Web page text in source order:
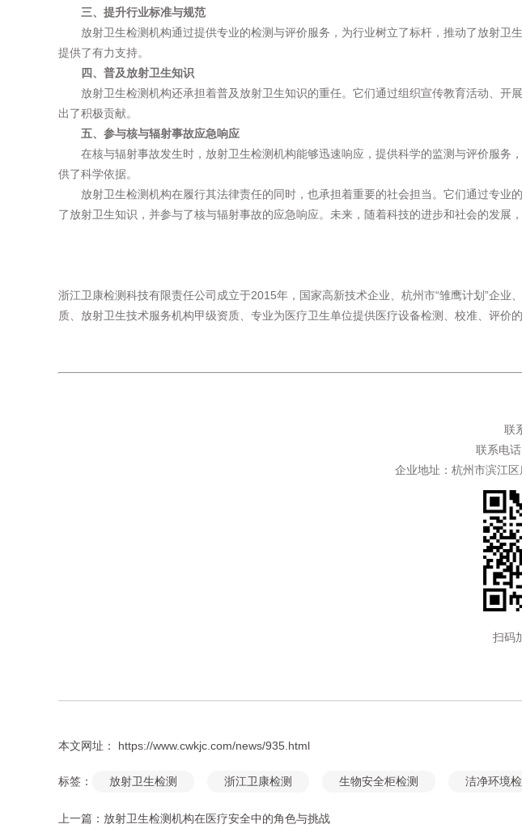
三、提升行业标准与规范
放射卫生检测机构通过提供专业的检测与评价服务，为行业树立了标杆，推动了放射
提供了有力支持。
四、普及放射卫生知识
放射卫生检测机构还承担着普及放射卫生知识的重任。它们通过组织宣传教育活动、
出了积极贡献。
五、参与核与辐射事故应急响应
在核与辐射事故发生时，放射卫生检测机构能够迅速响应，提供科学的监测与评价服
供了科学依据。
放射卫生检测机构在履行其法律责任的同时，也承担着重要的社会担当。它们通过专
了放射卫生知识，并参与了核与辐射事故的应急响应。未来，随着科技的进步和社会的发展
浙江卫康检测科技有限责任公司成立于2015年，国家高新技术企业、杭州市“雏鹰计划”企
质、放射卫生技术服务机构甲级资质、专业为医疗卫生单位提供医疗设备检测、校准、评价
联
联系电
企业地址：杭州市滨江
扫码
本文网址： https://www.cwkjc.com/news/935.html
标签： 放射卫生检测 浙江卫康检测 生物安全柜检测 洁净环境
上一篇： 放射卫生检测机构在医疗安全中的角色与挑战